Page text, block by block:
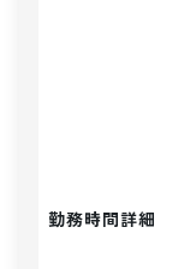
勤務時間詳細